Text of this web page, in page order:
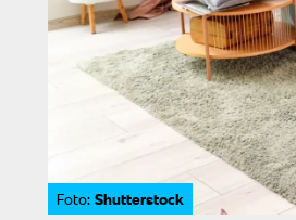
Foto: Shutterstock